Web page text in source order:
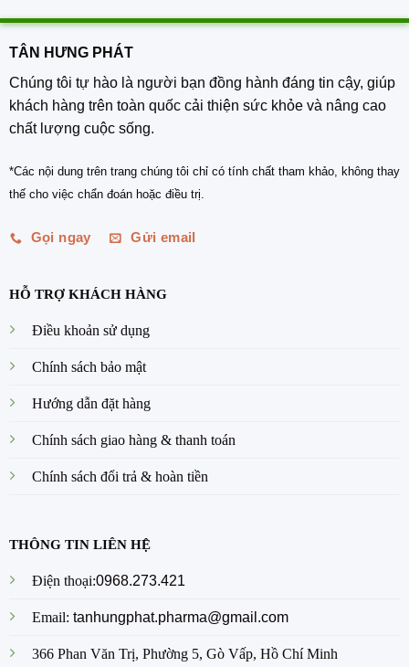
TÂN HƯNG PHÁT
Chúng tôi tự hào là người bạn đồng hành đáng tin cậy, giúp
khách hàng trên toàn quốc cải thiện sức khỏe và nâng cao
chất lượng cuộc sống.
*Các nội dung trên trang chúng tôi chỉ có tính chất tham khảo, không thay
thế cho việc chẩn đoán hoặc điều trị.
Gọi ngay Gửi email
HỖ TRỢ KHÁCH HÀNG
Điều khoản sử dụng
Chính sách bảo mật
Hướng dẫn đặt hàng
Chính sách giao hàng & thanh toán
Chính sách đổi trả & hoàn tiền
THÔNG TIN LIÊN HỆ
Điện thoại:0968.273.421
Email: tanhungphat.pharma@gmail.com
366 Phan Văn Trị, Phường 5, Gò Vấp, Hồ Chí Minh